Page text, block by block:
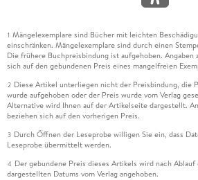
1 Mängelexemplare sind Bücher mit leichten
einschränken. Mängelexemplare sind durch einen
Die frühere Buchpreisbindung ist aufgehoben. Angaben
sich auf den gebundenen Preis eines mangelfreien
2 Diese Artikel unterliegen nicht der Preisbindung, die
wurde aufgehoben oder der Preis wurde vom Verlag
Alternative wird Ihnen auf der Artikelseite dargestellt.
beziehen sich auf den vorherigen Preis.
3 Durch Öffnen der Leseprobe willigen Sie ein, dass
Leseprobe übermittelt werden.
4 Der gebundene Preis dieses Artikels wird nach
dargestellten Datums vom Verlag angehoben.